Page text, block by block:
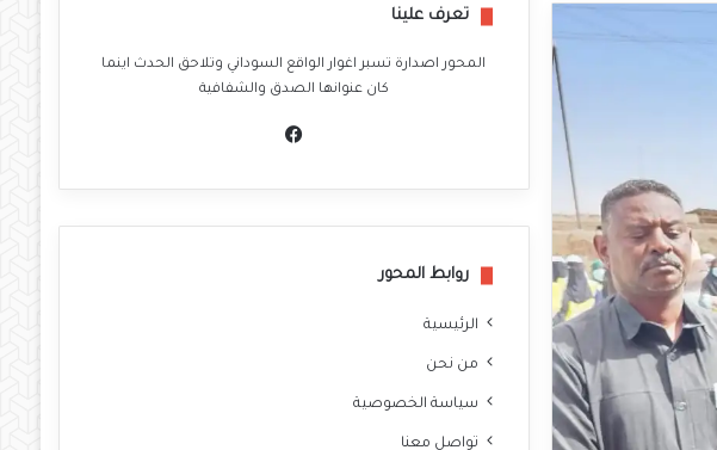
تعرف علينا
المحور اصدارة تسبر اغوار الواقع السوداني وتلاحق الحدث اينما
كان عنوانها الصدق والشفافية
وك
روابط المحور
الرئيسية
من نحن
سياسة الخصوصية
تواصل معنا